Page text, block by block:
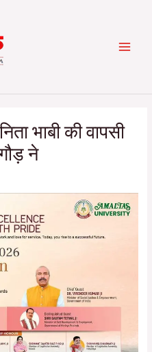
भाबी की वापसी
ने